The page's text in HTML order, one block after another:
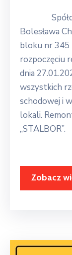
Bolesława
bloku nr 345
rozpoczęciu
dnia
wszystkich
schodowej i
lokali.
Zobacz